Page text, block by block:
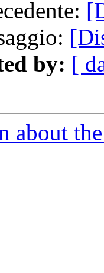
by: [
about